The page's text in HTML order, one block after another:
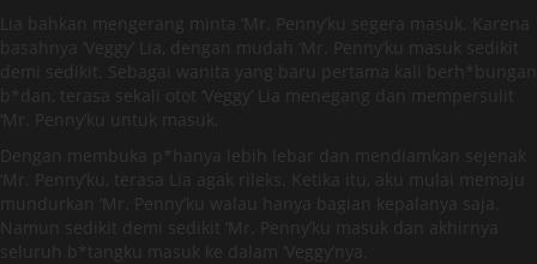
Lia bahkan mengerang minta ‘Mr. Penny’ku segera masuk. Karena
basahnya ‘Veggy’ Lia, dengan mudah ‘Mr. Penny’ku masuk sedikit
demi sedikit. Sebagai wanita yang baru pertama kali berh*bungan
b*dan, terasa sekali otot ‘Veggy’ Lia menegang dan mempersulit
‘Mr. Penny’ku untuk masuk.
Dengan membuka p*hanya lebih lebar dan mendiamkan sejenak
‘Mr. Penny’ku, terasa Lia agak rileks. Ketika itu, aku mulai memaju
mundurkan ‘Mr. Penny’ku walau hanya bagian kepalanya saja.
Namun sedikit demi sedikit ‘Mr. Penny’ku masuk dan akhirnya
seluruh b*tangku masuk ke dalam ‘Veggy’nya.